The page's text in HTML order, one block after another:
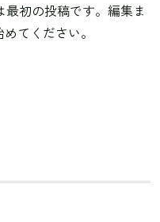
初の投稿です。編集ま
てください。